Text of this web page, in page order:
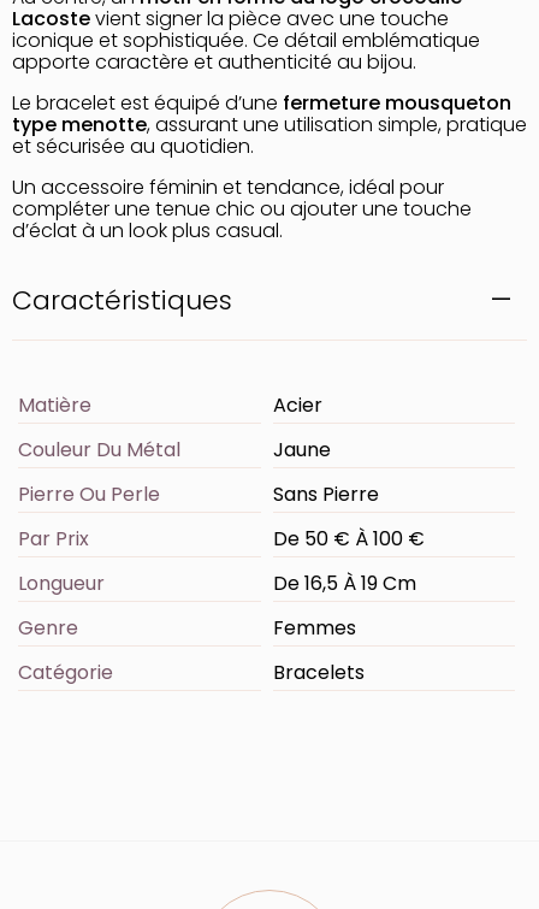
Lacostevient signer la pièce avec une touche
iconique et sophistiquée. Ce détail emblématique
apporte caractère et authenticité au bijou.
Le bracelet est équipé d’une fermeture mousqueton
type menotte, assurant une utilisation simple, pratique
et sécurisée au quotidien.
Un accessoire féminin et tendance, idéal pour
compléter une tenue chic ou ajouter une touche
d’éclat à un look plus casual.
Caractéristiques
Matière
Acier
Couleur Du Métal
Jaune
Pierre Ou Perle
Sans Pierre
Par Prix
De 50 € À 100 €
Longueur
De 16,5 À 19 Cm
Genre
Femmes
Catégorie
Bracelets